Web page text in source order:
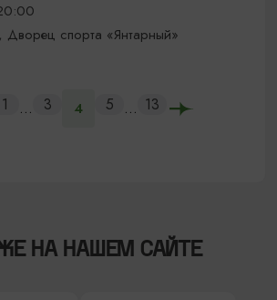
Дворец спорта «Янтарный»
1 ... 3 4 5 ... 13
НА НАШЕМ САЙТЕ